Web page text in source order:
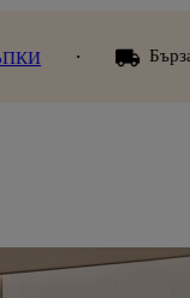
Бърза доставка |